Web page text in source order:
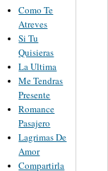
Como Te
Atreves
Si Tu
Quisieras
La Ultima
Me Tendras
Presente
Romance
Pasajero
Lagrimas De
Amor
Compartirla